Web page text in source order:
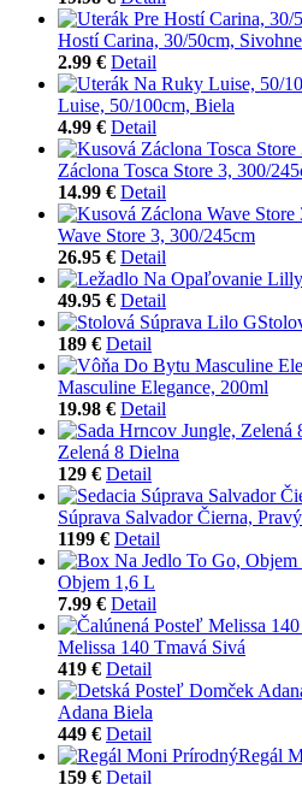
Hostí Carina, 30/50cm,
2.99 € Detail
Luise, 50/100cm, Biela
4.99 € Detail
Záclona Tosca Store 3, 300/
14.99 € Detail
Wave Store 3, 300/245cm
26.95 € Detail
49.95 € Detail
189 € Detail
Masculine Elegance, 200ml
19.98 € Detail
Zelená 8 Dielna
129 € Detail
Súprava Salvador Čierna,
1199 € Detail
Objem 1,6 L
7.99 € Detail
Melissa 140 Tmavá Sivá
419 € Detail
Adana Biela
449 € Detail
Regál
159 € Detail